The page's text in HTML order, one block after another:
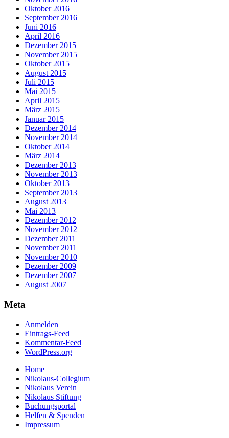
Oktober 2016
September 2016
Juni 2016
April 2016
Dezember 2015
November 2015
Oktober 2015
August 2015
Juli 2015
Mai 2015
April 2015
März 2015
Januar 2015
Dezember 2014
November 2014
Oktober 2014
März 2014
Dezember 2013
November 2013
Oktober 2013
September 2013
August 2013
Mai 2013
Dezember 2012
November 2012
Dezember 2011
November 2011
November 2010
Dezember 2009
Dezember 2007
August 2007
Meta
Anmelden
Eintrags-Feed
Kommentar-Feed
WordPress.org
Home
Nikolaus-Collegium
Nikolaus Verein
Nikolaus Stiftung
Buchungsportal
Helfen & Spenden
Impressum